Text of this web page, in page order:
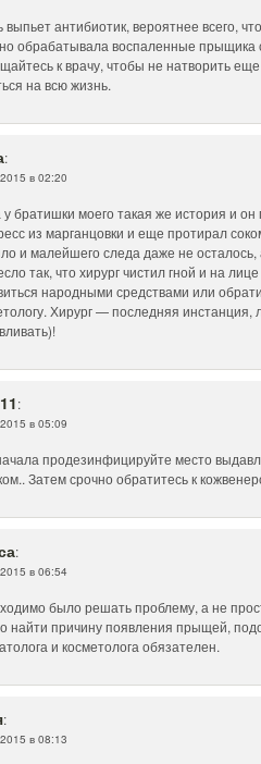
выпьет антибиотик, вероятнее всего,
обрабатывала воспаленные прыщика
к врачу, чтобы не натворить
на всю жизнь.
:
в 02:20
братишки моего такая же история и
из марганцовки и еще протирал
и малейшего следа даже не
так, что хирург чистил гной и на
народными средствами или
Хирург — последняя
:
в 05:09
продезинфицируйте место
Затем срочно обратитесь к
:
в 06:54
было решать проблему, а не
найти причину появления прыщей,
и косметолога обязателен.
:
в 08:13